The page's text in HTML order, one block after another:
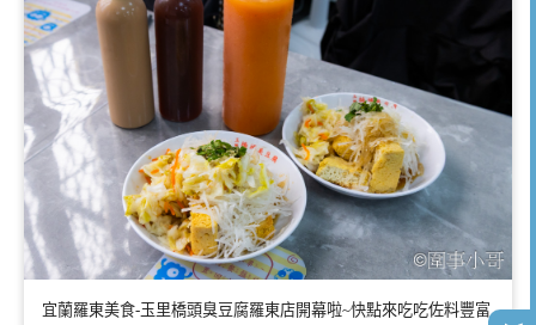
宜蘭羅東美食-玉里橋頭臭豆腐羅東店開幕啦~快點來吃吃佐料豐富